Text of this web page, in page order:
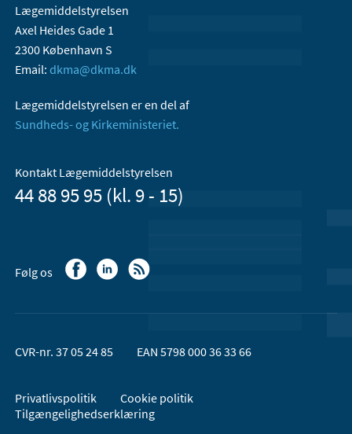
Lægemiddelstyrelsen
Axel Heides Gade 1
2300 København S
Email: dkma@dkma.dk
Lægemiddelstyrelsen er en del af
Sundheds- og Kirkeministeriet.
Kontakt Lægemiddelstyrelsen
44 88 95 95 (kl. 9 - 15)
Følg os
CVR-nr. 37 05 24 85 EAN 5798 000 36 33 66
Privatlivspolitik
Cookie politik
Tilgængelighedserklæring